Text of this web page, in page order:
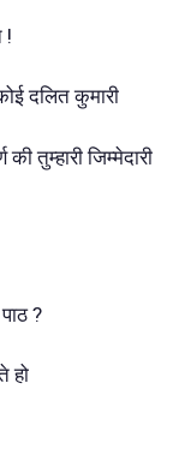
!
दलित कुमारी
तुम्हारी जिम्मेदारी
?
हो